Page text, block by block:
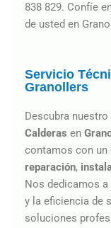
838 829. Confíe
de usted en
Servicio
Granollers
Descubra nuestro
Calderas en
contamos con un
reparación,
Nos dedicamos
y la eficiencia de
soluciones